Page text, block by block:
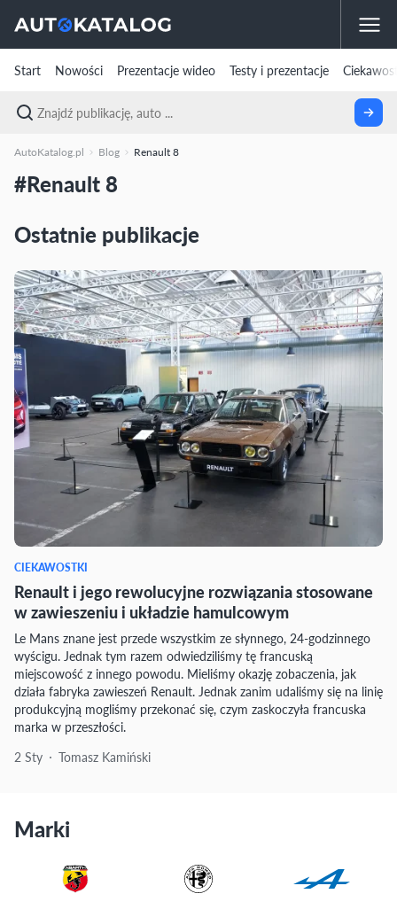
Start Nowości Prezentacje wideo Testy i prezentacje
AutoKatalog.pl Blog Renault 8
#Renault 8
Ostatnie publikacje
CIEKAWOSTKI
Renault i jego rewolucyjne rozwiązania stosowane
w zawieszeniu i układzie hamulcowym
Le Mans znane jest przede wszystkim ze słynnego, 24-godzinnego
wyścigu. Jednak tym razem odwiedziliśmy tę francuską
miejscowość z innego powodu. Mieliśmy okazję zobaczenia, jak
działa fabryka zawieszeń Renault. Jednak zanim udaliśmy się na linię
produkcyjną mogliśmy przekonać się, czym zaskoczyła francuska
marka w przeszłości.
2 Sty
Tomasz Kamiński
Marki